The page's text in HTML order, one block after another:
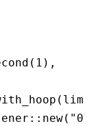
( 1 ),
:: new(